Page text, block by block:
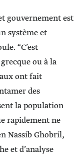
gouvernement est
système et
“C’est
ou à la
ont fait
des
la population
rapidement ne
Nassib Ghobril,
et d’analyse